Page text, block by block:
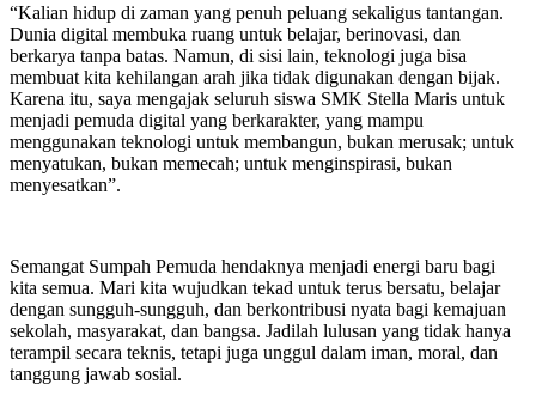
“Kalian hidup di zaman yang penuh peluang sekaligus tantangan.
Dunia digital membuka ruang untuk belajar, berinovasi, dan
berkarya tanpa batas. Namun, di sisi lain, teknologi juga bisa
membuat kita kehilangan arah jika tidak digunakan dengan bijak.
Karena itu, saya mengajak seluruh siswa SMK Stella Maris untuk
menjadi pemuda digital yang berkarakter, yang mampu
menggunakan teknologi untuk membangun, bukan merusak; untuk
menyatukan, bukan memecah; untuk menginspirasi, bukan
menyesatkan”.
Semangat Sumpah Pemuda hendaknya menjadi energi baru bagi
kita semua. Mari kita wujudkan tekad untuk terus bersatu, belajar
dengan sungguh-sungguh, dan berkontribusi nyata bagi kemajuan
sekolah, masyarakat, dan bangsa. Jadilah lulusan yang tidak hanya
terampil secara teknis, tetapi juga unggul dalam iman, moral, dan
tanggung jawab sosial.